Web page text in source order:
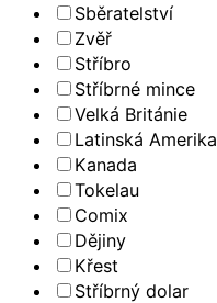
Sběratelství
Zvěř
Stříbro
Stříbrné mince
Velká Británie
Latinská Amerika
Kanada
Tokelau
Comix
Dějiny
Křest
Stříbrný dolar